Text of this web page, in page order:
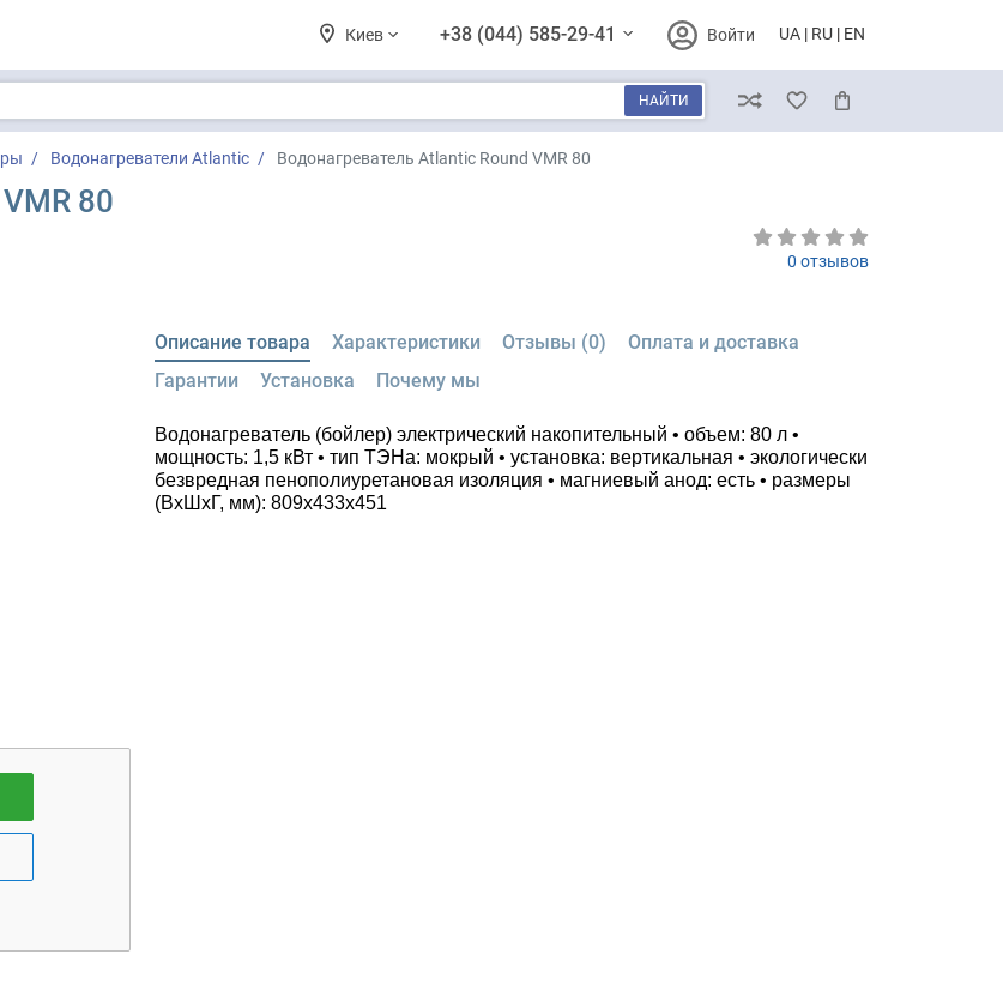
Киев +38 (044) 585-29-41 Войти UA RU EN
НАЙТИ СравнениеИзбранноеКорзина
Водонагреватели Atlantic Водонагреватель Atlantic Round VMR 80
80
0 отзывов
Описание товара Характеристики Отзывы (0)
Оплата и доставка
Гарантии
Установка Почему мы
Водонагреватель (бойлер) электрический накопительный • объем: 80 л •
мощность: 1,5 кВт • тип ТЭНа: мокрый • установка: вертикальная • экологически
безвредная пенополиуретановая изоляция • магниевый анод: есть • размеры
(ВxШxГ, мм): 809x433x451